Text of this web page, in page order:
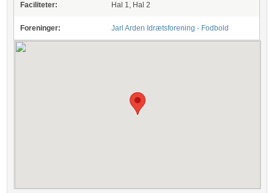
Faciliteter: Hal 1, Hal 2
Foreninger: Jarl Arden Idrætsforening - Fodbold